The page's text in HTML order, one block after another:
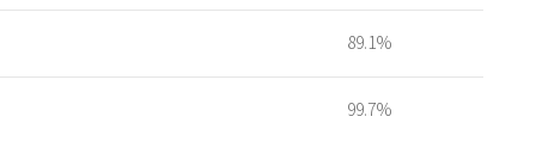
89.1%
99.7%